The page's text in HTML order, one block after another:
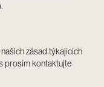
zásad týkajících
prosím kontaktujte